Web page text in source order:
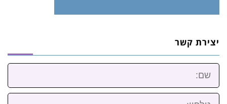
יצירת קשר
שם:
טלפון: